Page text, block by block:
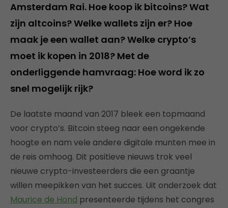
Amsterdam Rai. Hoe koop ik bitcoins? Wat
zijn altcoins? Welke wallets zijn er? Hoe
maak je een wallet aan? Welke crypto’s
moet ik kopen in 2018? Met de
onderliggende hamvraag: Hoe word ik zo
snel mogelijk rijk?
De laatste maand van 2017 bleek een topmaand
voor crypto’s. Bitcoin steeg naar een ongekende
hoogte en nam vele andere digitale munten mee in
de reis omhoog. Dit positieve nieuws trok veel
nieuwe crypto-investeerders die een graantje
willen meepikken van het succes. Uit onderzoek dat
Maurice de Hond presenteerde tijdens het congres